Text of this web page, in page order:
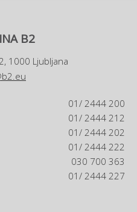
B2
1000 Ljubljana
01/ 2444 200
01/ 2444 212
01/ 2444 202
01/ 2444 222
030 700 363
01/ 2444 227